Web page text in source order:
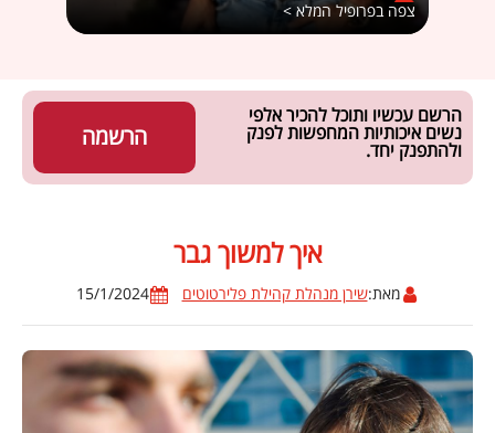
צפה בפרופיל המלא >
הרשמה
הרשם עכשיו ותוכל להכיר אלפי
נשים איכותיות המחפשות לפנק
ולהתפנק יחד.
איך למשוך גבר
מאת:שירן מנהלת קהילת פלירטוטים 15/1/2024